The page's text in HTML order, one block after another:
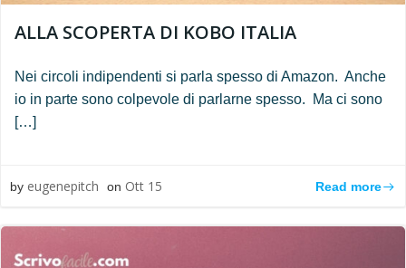
ALLA SCOPERTA DI KOBO ITALIA
Nei circoli indipendenti si parla spesso di Amazon. Anche
io in parte sono colpevole di parlarne spesso. Ma ci sono
[…]
by eugenepitch on Ott 15 Read more